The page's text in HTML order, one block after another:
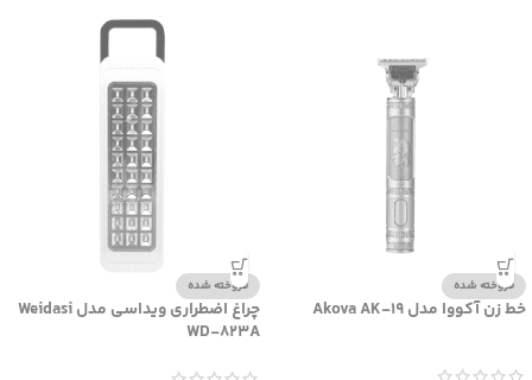
فروخته شده
خط زن آکووا مدل Akova AK-19
فروخته شده
چراغ اضطراری ویداسی مدل Weidasi
WD-823A